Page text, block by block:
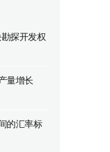
探开发权
量增长
的汇率标